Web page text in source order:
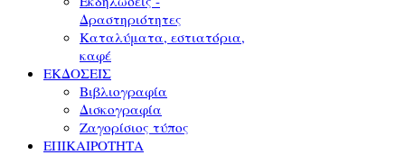
Δραστηριότητες
Καταλύματα, εστιατόρια,
καφέ
ΕΚΔΟΣΕΙΣ
Βιβλιογραφία
Δισκογραφία
Ζαγορίσιος τύπος
ΕΠΙΚΑΙΡΟΤΗΤΑ